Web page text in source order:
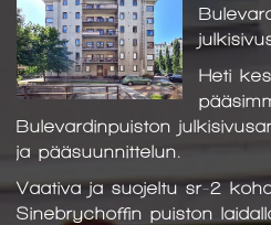
Heti
Bulevardinpuiston
ja pääsuunnittelun.
Vaativa ja suojeltu sr-2
Sinebrychoffin puiston